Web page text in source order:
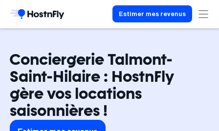
Estimer mes revenus
Conciergerie Talmont-
Saint-Hilaire : HostnFly
gère vos locations
saisonnières !